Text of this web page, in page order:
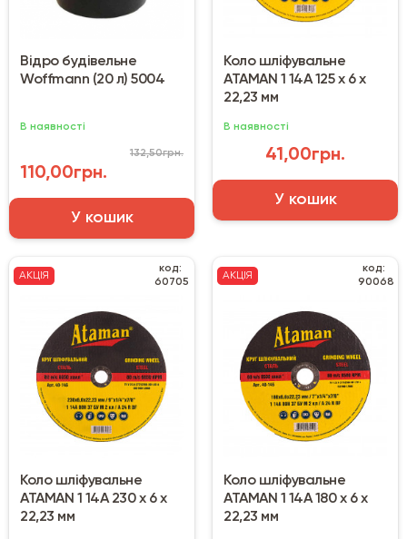
Відро будівельне
Woffmann (20 л) 5004
В наявності
110,00грн.
132,50грн.
У кошик
Коло шліфувальне
ATAMAN 1 14А 125 х 6 х
22,23 мм
В наявності
41,00грн.
У кошик
АКЦІЯ
код:
60705
Коло шліфувальне
ATAMAN 1 14А 230 х 6 х
22,23 мм
АКЦІЯ
код:
90068
Коло шліфувальне
ATAMAN 1 14А 180 х 6 х
22,23 мм